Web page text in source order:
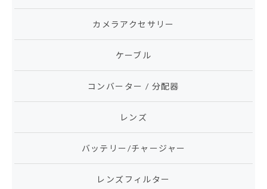
カメラアクセサリー
ケーブル
コンバーター / 分配器
レンズ
バッテリー/チャージャー
レンズフィルター